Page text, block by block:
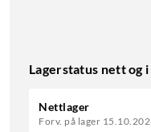
Lagerstatus nett og
Nettlager
Forv. på lager